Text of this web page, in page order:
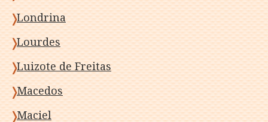
Londrina
Lourdes
Luizote de Freitas
Macedos
Maciel